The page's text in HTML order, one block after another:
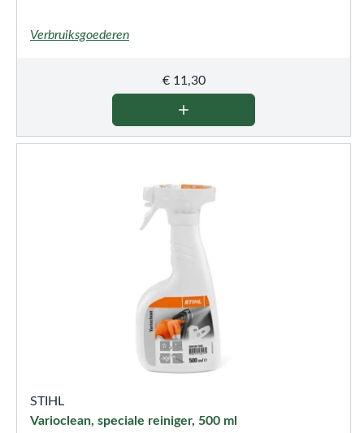
Verbruiksgoederen
€11,30
STIHL
Varioclean, speciale reiniger, 500 ml